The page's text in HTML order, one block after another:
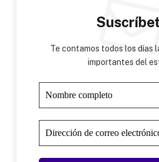
Te contamos todos los días
importantes del